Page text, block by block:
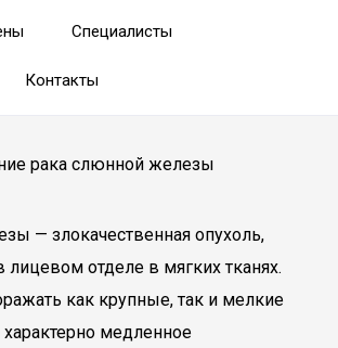
Специалисты
Контакты
рака слюнной железы
— злокачественная опухоль,
отделе в мягких тканях.
как крупные, так и мелкие
медленное